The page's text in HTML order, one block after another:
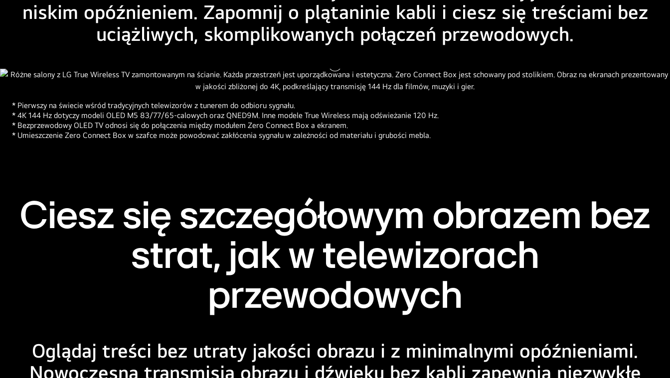
niskim opóźnieniem. Zapomnij o plątaninie kabli i ciesz się treściami bez
uciążliwych, skomplikowanych połączeń przewodowych.
Zatrzymaj
wideo
* Pierwszy na świecie wśród tradycyjnych telewizorów z tunerem do odbioru sygnału.
* 4K 144 Hz dotyczy modeli OLED M5 83/77/65-calowych oraz QNED9M. Inne modele True Wireless mają odświeżanie 120 Hz.
* Bezprzewodowy OLED TV odnosi się do połączenia między modułem Zero Connect Box a ekranem.
* Umieszczenie Zero Connect Box w szafce może powodować zakłócenia sygnału w zależności od materiału i grubości mebla.
Ciesz się szczegółowym obrazem bez
strat, jak w telewizorach
przewodowych
Oglądaj treści bez utraty jakości obrazu i z minimalnymi opóźnieniami.
Nowoczesna transmisja obrazu i dźwięku bez kabli zapewnia niezwykłe